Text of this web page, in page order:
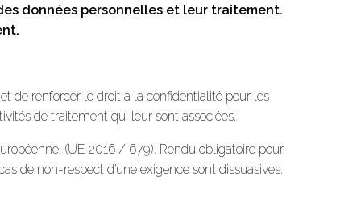
données personnelles et leur traitement.
de renforcer le droit à la confidentialité pour les
de traitement qui leur sont associées.
(UE 2016 / 679). Rendu obligatoire pour
de non-respect d’une exigence sont dissuasives.